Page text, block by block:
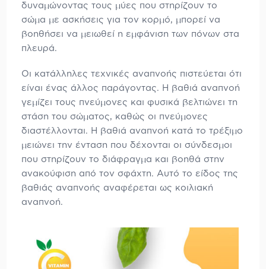
δυναμώνοντας τους μύες που στηρίζουν το
σώμα με ασκήσεις για τον κορμό, μπορεί να
βοηθήσει να μειωθεί η εμφάνιση των πόνων στα
πλευρά.
Οι κατάλληλες τεχνικές αναπνοής πιστεύεται ότι
είναι ένας άλλος παράγοντας. Η βαθιά αναπνοή
γεμίζει τους πνεύμονες και φυσικά βελτιώνει τη
στάση του σώματος, καθώς οι πνεύμονες
διαστέλλονται. Η βαθιά αναπνοή κατά το τρέξιμο
μειώνει την ένταση που δέχονται οι σύνδεσμοι
που στηρίζουν το διάφραγμα και βοηθά στην
ανακούφιση από τον σφάχτη. Αυτό το είδος της
βαθιάς αναπνοής αναφέρεται ως κοιλιακή
αναπνοή.